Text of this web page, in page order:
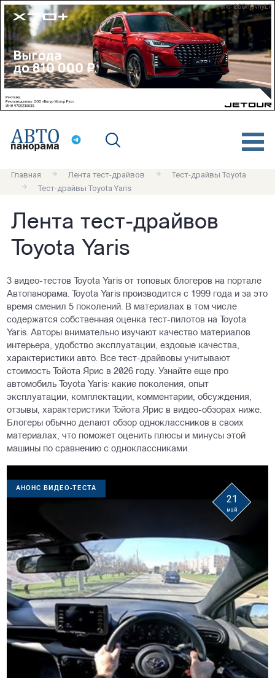
erid: 2SDnjdvnyL7
Главная Лента тест-драйвов
Тест-драйвы Toyota
Тест-драйвы Toyota Yaris
Лента тест-драйвов
Toyota Yaris
3 видео-тестов Toyota Yaris от топовых блогеров на портале
Автопанорама. Toyota Yaris производится с 1999 года и за это
время сменил 5 поколений. В материалах в том числе
содержатся собственная оценка тест-пилотов на Toyota
Yaris. Авторы внимательно изучают качество материалов
интерьера, удобство эксплуатации, ездовые качества,
характеристики авто. Все тест-драйвовы учитывают
стоимость Тойота Ярис в 2026 году. Узнайте еще про
автомобиль Toyota Yaris: какие поколения, опыт
эксплуатации, комплектации, комментарии, обсуждения,
отзывы, характеристики Тойота Ярис в видео-обзорах ниже.
Блогеры обычно делают обзор одноклассников в своих
материалах, что поможет оценить плюсы и минусы этой
машины по сравнению с одноклассниками.
АНОНС ВИДЕО-ТЕСТА
21
май